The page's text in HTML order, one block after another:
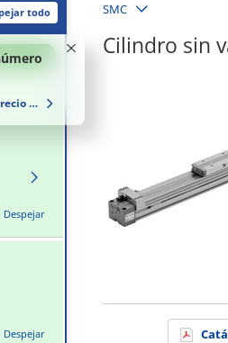
todo
y plazo de entrega
Despejar
Despejar
SMC
Cilindro sin